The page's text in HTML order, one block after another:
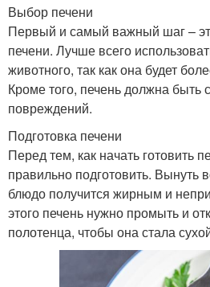
Выбор печени
Первый и самый важный шаг –
печени. Лучше всего
животного, так как она будет
Кроме того, печень должна быть
повреждений.
Подготовка печени
Перед тем, как начать готовить
правильно подготовить. Вынуть
блюдо получится жирным и
этого печень нужно промыть и
полотенца, чтобы она стала